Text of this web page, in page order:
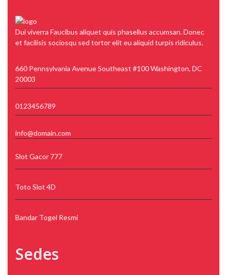
Dui viverra Faucibus aliquet quis phasellus accumsan. Donec
et facilisis sociosqu sed tortor elit eu aliquid turpis ridiculus.
660 Pennsylvania Avenue Southeast #100 Washington, DC
20003
0123456789
info@domain.com
Slot Gacor 777
Toto Slot 4D
Bandar Togel Resmi
Sedes